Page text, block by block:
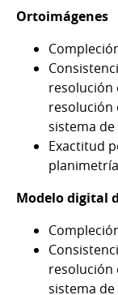
Ortoimágenes
resolución
resolución
sistema
Exactitud
planimetría
Modelo digital
resolución
sistema